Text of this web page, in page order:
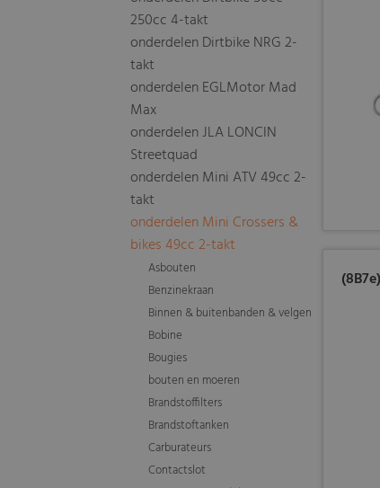
250cc 4-takt
onderdelen Dirtbike NRG 2-
takt
onderdelen EGLMotor Mad
Max
onderdelen JLA LONCIN
Streetquad
onderdelen Mini ATV 49cc 2-
takt
onderdelen Mini Crossers &
bikes 49cc 2-takt
Asbouten
Benzinekraan
Binnen & buitenbanden & velgen
Bobine
Bougies
bouten en moeren
Brandstoffilters
Brandstoftanken
Carburateurs
Contactslot